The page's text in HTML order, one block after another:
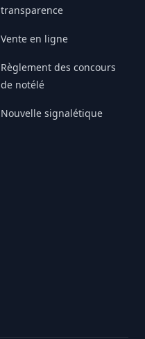
transparence
Vente en ligne
Règlement des concours
de notélé
Nouvelle signalétique